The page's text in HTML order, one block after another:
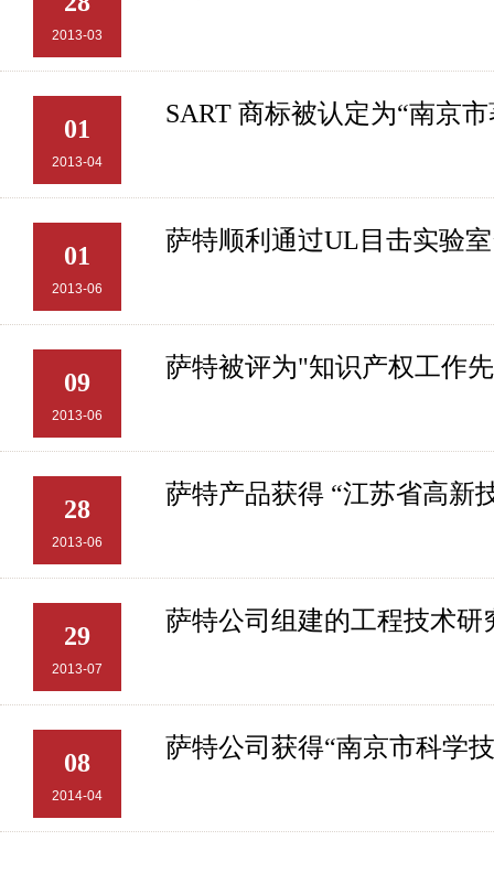
2013-03
01
2013-04
SART 商标被认定为“南京
01
2013-06
萨特顺利通过UL目击实验
09
2013-06
萨特被评为"知识产权工作
28
2013-06
萨特产品获得 “江苏省高新
29
2013-07
萨特公司组建的工程技术研
08
2014-04
萨特公司获得“南京市科学